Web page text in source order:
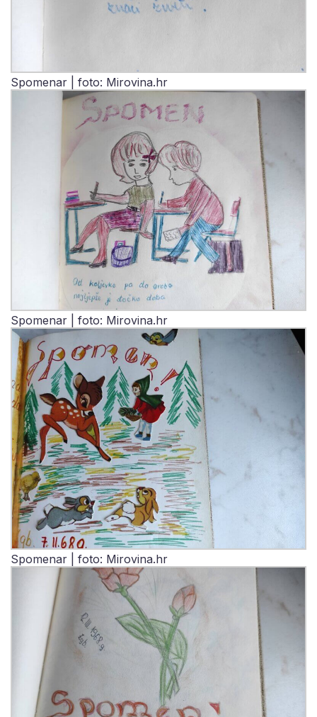
Spomenar | foto: Mirovina.hr
Spomenar | foto: Mirovina.hr
Spomenar | foto: Mirovina.hr